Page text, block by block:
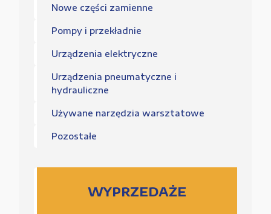
Nowe części zamienne
Pompy i przekładnie
Urządzenia elektryczne
Urządzenia pneumatyczne i
hydrauliczne
Używane narzędzia warsztatowe
Pozostałe
WYPRZEDAŻE